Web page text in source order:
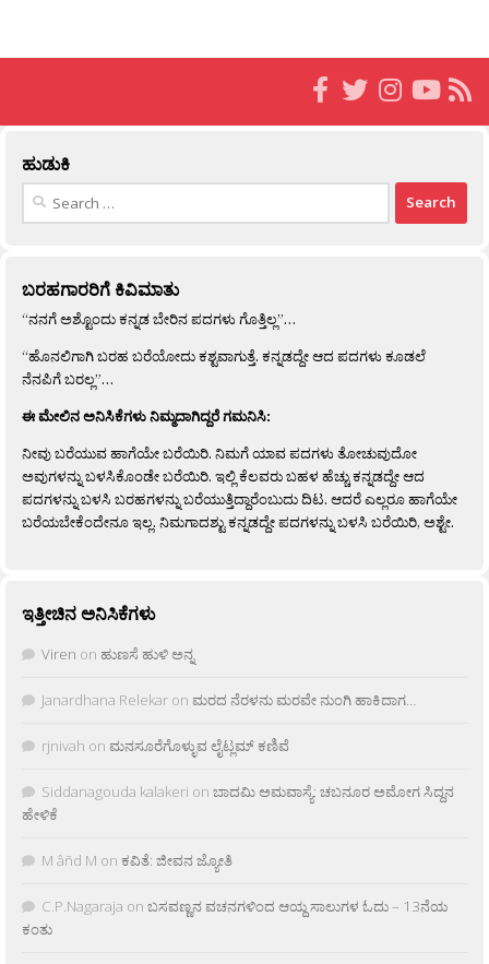
ಹುಡುಕಿ
Search
ಬರಹಗಾರರಿಗೆ ಕಿವಿಮಾತು
“ನನಗೆ ಅಶ್ಟೊಂದು ಕನ್ನಡ ಬೇರಿನ ಪದಗಳು ಗೊತ್ತಿಲ್ಲ”…
“ಹೊನಲಿಗಾಗಿ ಬರಹ ಬರೆಯೋದು ಕಶ್ಟವಾಗುತ್ತೆ. ಕನ್ನಡದ್ದೇ ಆದ ಪದಗಳು ಕೂಡಲೆ
ನೆನಪಿಗೆ ಬರಲ್ಲ”…
ಈ ಮೇಲಿನ ಅನಿಸಿಕೆಗಳು ನಿಮ್ಮದಾಗಿದ್ದರೆ ಗಮನಿಸಿ:
ನೀವು ಬರೆಯುವ ಹಾಗೆಯೇ ಬರೆಯಿರಿ. ನಿಮಗೆ ಯಾವ ಪದಗಳು ತೋಚುವುದೋ
ಅವುಗಳನ್ನು ಬಳಸಿಕೊಂಡೇ ಬರೆಯಿರಿ. ಇಲ್ಲಿ ಕೆಲವರು ಬಹಳ ಹೆಚ್ಚು ಕನ್ನಡದ್ದೇ ಆದ
ಪದಗಳನ್ನು ಬಳಸಿ ಬರಹಗಳನ್ನು ಬರೆಯುತ್ತಿದ್ದಾರೆಂಬುದು ದಿಟ. ಆದರೆ ಎಲ್ಲರೂ ಹಾಗೆಯೇ
ಬರೆಯಬೇಕೆಂದೇನೂ ಇಲ್ಲ. ನಿಮಗಾದಶ್ಟು ಕನ್ನಡದ್ದೇ ಪದಗಳನ್ನು ಬಳಸಿ ಬರೆಯಿರಿ, ಅಶ್ಟೇ.
ಇತ್ತೀಚಿನ ಅನಿಸಿಕೆಗಳು
Viren on ಹುಣಸೆ ಹುಳಿ ಅನ್ನ
Janardhana Relekar on ಮರದ ನೆರಳನು ಮರವೇ ನುಂಗಿ ಹಾಕಿದಾಗ…
rjnivah on ಮನಸೂರೆಗೊಳ್ಳುವ ಲೈಟ್ಲಮ್ ಕಣಿವೆ
Siddanagouda kalakeri on ಬಾದಮಿ ಅಮವಾಸ್ಯೆ: ಚಬನೂರ ಅಮೋಗ ಸಿದ್ದನ
ಹೇಳಿಕೆ
M âñd M on ಕವಿತೆ: ಜೀವನ ಜ್ಯೋತಿ
C.P.Nagaraja on ಬಸವಣ್ಣನ ವಚನಗಳಿಂದ ಆಯ್ದ ಸಾಲುಗಳ ಓದು – 13ನೆಯ
ಕಂತು